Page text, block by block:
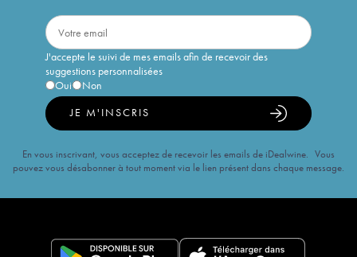
J'accepte le suivi de mes emails afin de recevoir des
suggestions personnalisées
Oui
Non
JE M'INSCRIS
En vous inscrivant, vous acceptez de recevoir les emails de iDealwine. Vous
pouvez vous désabonner à tout moment via le lien présent dans chaque message.